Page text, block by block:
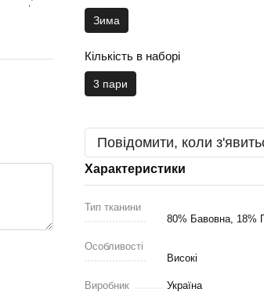
Зима
Кількість в наборі
3 пари
Повідомити, коли
Характеристики
Тип тканини
80% Бавовна, 18%
Особливості
Високі
Виробник Україна